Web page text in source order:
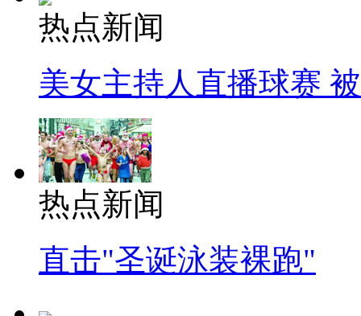
热点新闻
美女主持人直播球赛
热点新闻
直击"圣诞泳装裸跑"